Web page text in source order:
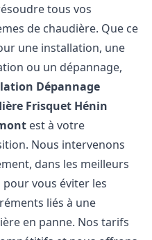
tous vos
de chaudière. Que ce
une installation, une
ou un dépannage,
Dépannage
Frisquet Hénin
est à votre
Nous intervenons
dans les meilleurs
pour vous éviter les
liés à une
en panne. Nos tarifs